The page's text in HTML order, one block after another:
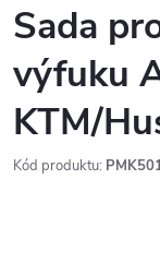
Sada
výfuku
KTM/
Kód produktu: